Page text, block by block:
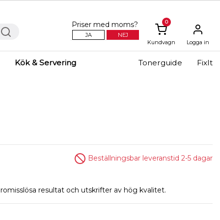
Priser med moms?
JA NEJ
0
Kundvagn Logga in
Kök & Servering Tonerguide FixIt
Beställningsbar leveranstid 2-5 dagar
resultat och utskrifter av hög kvalitet.